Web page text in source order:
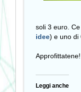
soli 3 euro.
idee) e uno di
Approfittatene!
Leggi anche